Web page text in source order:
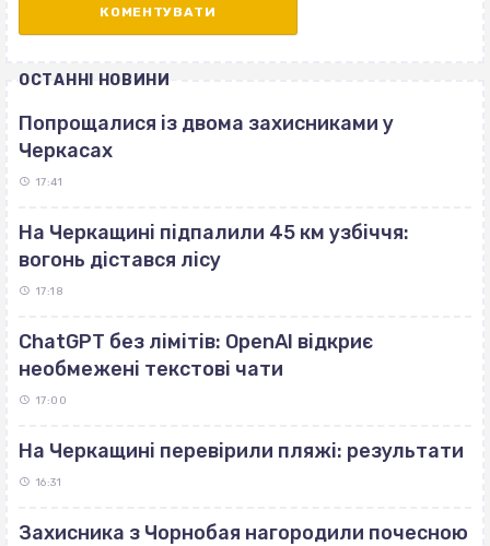
ОСТАННІ НОВИНИ
Попрощалися із двома захисниками у
Черкасах
17:41
На Черкащині підпалили 45 км узбіччя:
вогонь дістався лісу
17:18
ChatGPT без лімітів: OpenAI відкриє
необмежені текстові чати
17:00
На Черкащині перевірили пляжі: результати
16:31
Захисника з Чорнобая нагородили почесною